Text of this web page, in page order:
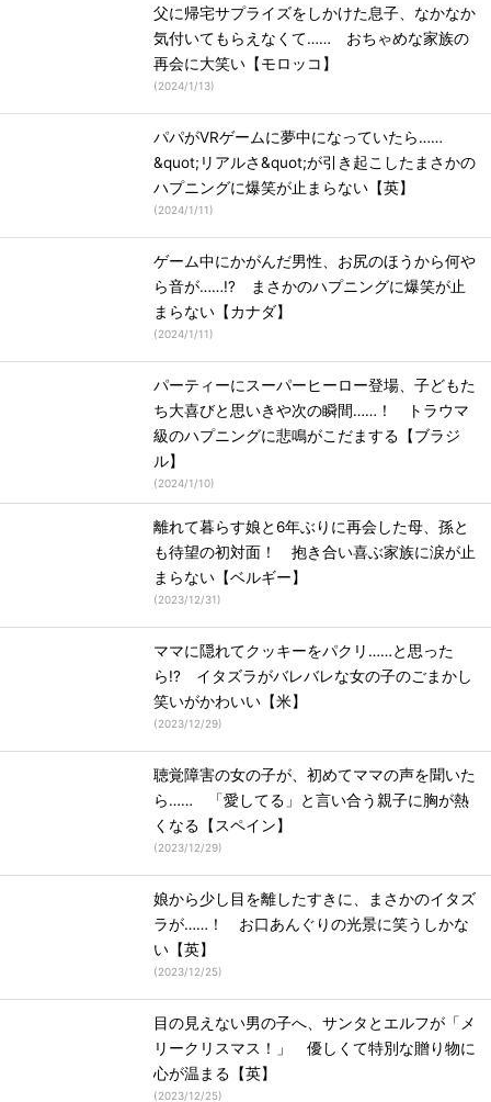
父に帰宅サプライズをしかけた息子、なかなか
気付いてもらえなくて…… おちゃめな家族の
再会に大笑い【モロッコ】
(2024/1/13)
パパがVRゲームに夢中になっていたら……
&quot;リアルさ&quot;が引き起こしたまさかの
ハプニングに爆笑が止まらない【英】
(2024/1/11)
ゲーム中にかがんだ男性、お尻のほうから何や
ら音が……!? まさかのハプニングに爆笑が止
まらない【カナダ】
(2024/1/11)
パーティーにスーパーヒーロー登場、子どもた
ち大喜びと思いきや次の瞬間……！ トラウマ
級のハプニングに悲鳴がこだまする【ブラジ
ル】
(2024/1/10)
離れて暮らす娘と6年ぶりに再会した母、孫と
も待望の初対面！ 抱き合い喜ぶ家族に涙が止
まらない【ベルギー】
(2023/12/31)
ママに隠れてクッキーをパクリ……と思った
ら!? イタズラがバレバレな女の子のごまかし
笑いがかわいい【米】
(2023/12/29)
聴覚障害の女の子が、初めてママの声を聞いた
ら…… 「愛してる」と言い合う親子に胸が熱
くなる【スペイン】
(2023/12/29)
娘から少し目を離したすきに、まさかのイタズ
ラが……！ お口あんぐりの光景に笑うしかな
い【英】
(2023/12/25)
目の見えない男の子へ、サンタとエルフが「メ
リークリスマス！」 優しくて特別な贈り物に
心が温まる【英】
(2023/12/25)